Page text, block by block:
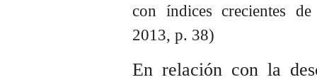
con índices crecientes
2013, p. 38)
En relación con la